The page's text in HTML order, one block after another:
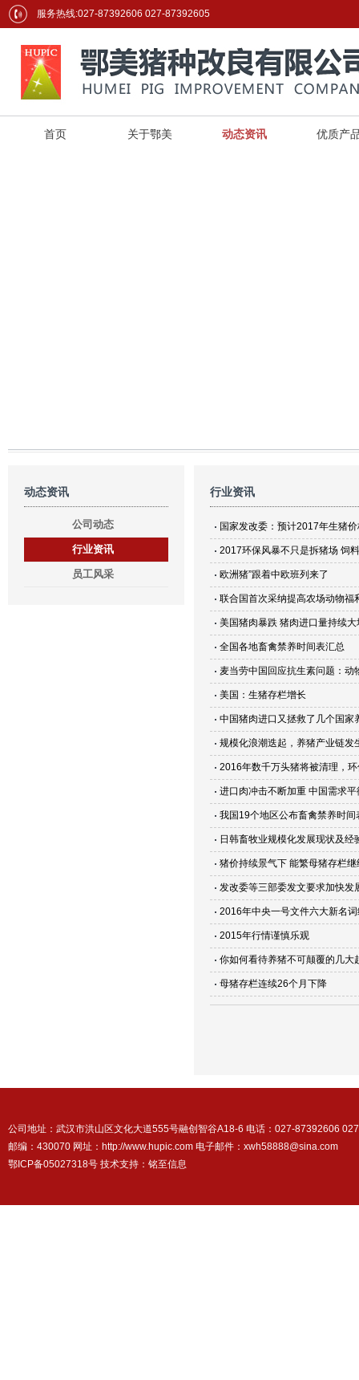
服务热线:027-87392606 027-87392605
首页 关于鄂美 动态资讯 优质产
动态资讯
公司动态
行业资讯
员工风采
行业资讯
国家发改委：预计2017年生猪
2017环保风暴不只是拆猪场 饲
欧洲猪”跟着中欧班列来了
联合国首次采纳提高农场动物福
美国猪肉暴跌 猪肉进口量持续大
全国各地畜禽禁养时间表汇总
麦当劳中国回应抗生素问题：动
美国：生猪存栏增长
中国猪肉进口又拯救了几个国家
规模化浪潮迭起，养猪产业链发
2016年数千万头猪将被清理，
进口肉冲击不断加重 中国需求
我国19个地区公布畜禽禁养时间
日韩畜牧业规模化发展现状及经
猪价持续景气下 能繁母猪存栏继
发改委等三部委发文要求加快发
2016年中央一号文件六大新名
2015年行情谨慎乐观
你如何看待养猪不可颠覆的几大
母猪存栏连续26个月下降
公司地址：武汉市洪山区文化大道555号融创智谷A18-6 电话：027-87392606
邮编：430070 网址：http://www.hupic.com 电子邮件：xwh58888@sina.com
鄂ICP备05027318号 技术支持： 铭至信息